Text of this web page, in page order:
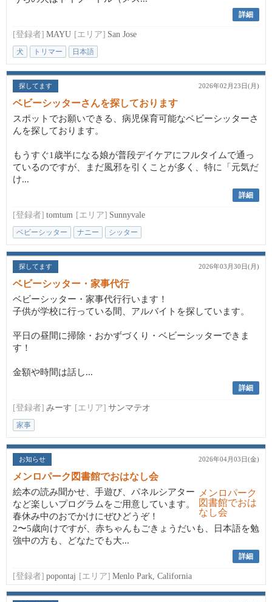
詳細
[登録者] MAYU [エリア] San Jose
犬 トリマー 日本語
探してます 2026年02月23日(月)
ベビーシッターさんを探しております
スポットでお願いできる、病児保育可能なベビーシッターさ
んを探しております。
もうすぐ1歳半になる娘が普段デイケアにフルタイムで通っ
ているのですが、まだ風邪を引くことが多く、特に「元気だ
け...
詳細
[登録者] tomtum [エリア] Sunnyvale
ベビーシッター ナニー シッター
探してます 2026年03月30日(月)
ベビーシッター・家事代行
ベビーシッター・家事代行行います！
子供が学校に行っている間、アルバイトを探しています。
平日の昼間に掃除・おかずづくり・ベビーシッターできま
す！
金額や時間は話し...
詳細
[登録者] みーす [エリア] サンマテオ
家事
お知らせ 2026年04月03日(金)
メンロパーク図書館でおはなし会
絵本の読み聞かせ、手遊び、パネルシアター
など楽しいプログラムをご用意しています。
春休み中のおでかけにぜひどうぞ！
2〜5歳向けですが、赤ちゃんもごきょうだいも、日本語を勉
強中の方も、どなたでも大...
詳細
[登録者] popontaj [エリア] Menlo Park, California